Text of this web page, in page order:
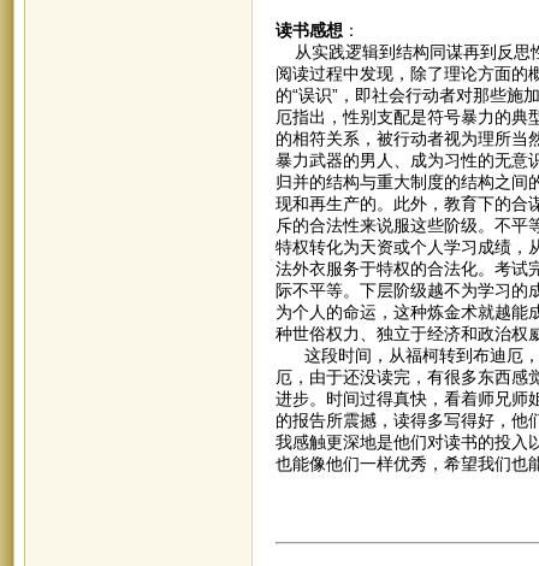
读书感想 ：
从实践逻辑到结构同谋再到反思
阅读过程中发现，除了理论方面的
的“误识”，即社会行动者对那些施
厄指出，性别支配是符号暴力的典
的相符关系，被行动者视为理所当
暴力武器的男人、成为习性的无意
归并的结构与重大制度的结构之间
现和再生产的。此外，教育下的合
斥的合法性来说服这些阶级。不平
特权转化为天资或个人学习成绩，
法外衣服务于特权的合法化。考试
际不平等。下层阶级越不为学习的
为个人的命运，这种炼金术就越能
种世俗权力、独立于经济和政治权
这段时间，从福柯转到布迪厄，
厄，由于还没读完，有很多东西感
进步。时间过得真快，看着师兄师
的报告所震撼，读得多写得好，他
我感触更深地是他们对读书的投入
也能像他们一样优秀，希望我们也